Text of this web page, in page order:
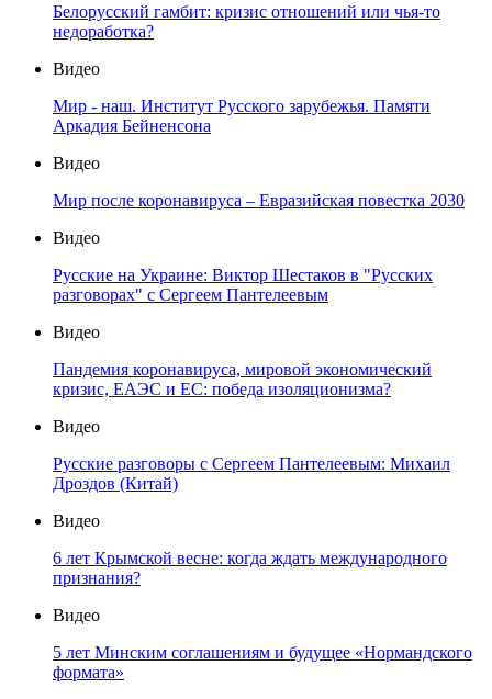
Белорусский гамбит: кризис отношений или чья-то
недоработка?
Видео
Мир - наш. Институт Русского зарубежья. Памяти
Аркадия Бейненсона
Видео
Мир после коронавируса – Евразийская повестка 2030
Видео
Русские на Украине: Виктор Шестаков в "Русских
разговорах" с Сергеем Пантелеевым
Видео
Пандемия коронавируса, мировой экономический
кризис, ЕАЭС и ЕС: победа изоляционизма?
Видео
Русские разговоры с Сергеем Пантелеевым: Михаил
Дроздов (Китай)
Видео
6 лет Крымской весне: когда ждать международного
признания?
Видео
5 лет Минским соглашениям и будущее «Нормандского
формата»